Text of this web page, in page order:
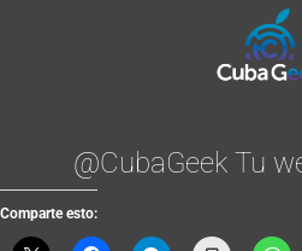
@CubaGeek Tu
Comparte esto: